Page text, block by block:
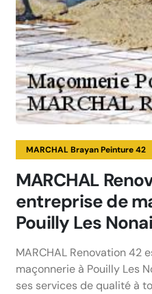
MARCHAL Brayan Peinture 42
MARCHAL
entreprise de
Pouilly Les
MARCHAL Renovation 42
maçonnerie à Pouilly Les
ses services de qualité à